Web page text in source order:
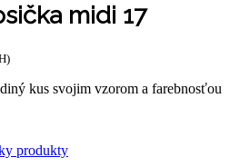
midi 17
kus svojim vzorom a farebnosťou
produkty